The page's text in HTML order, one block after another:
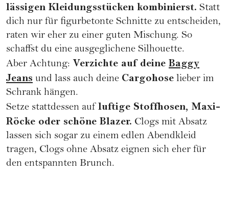
lässigen Kleidungsstücken kombinierst. Statt
dich nur für figurbetonte Schnitte zu entscheiden,
raten wir eher zu einer guten Mischung. So
schaffst du eine ausgeglichene Silhouette.
Aber Achtung: Verzichte auf deine Baggy
Jeans und lass auch deine Cargohose lieber im
Schrank hängen.
Setze stattdessen auf luftige Stoffhosen, Maxi-
Röcke oder schöne Blazer. Clogs mit Absatz
lassen sich sogar zu einem edlen Abendkleid
tragen, Clogs ohne Absatz eignen sich eher für
den entspannten Brunch.